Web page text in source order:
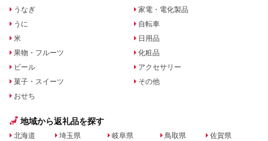
うなぎ
うに
米
果物・フルーツ
ビール
菓子・スイーツ
おせち
家電・電化製品
自転車
日用品
化粧品
アクセサリー
その他
地域から返礼品を探す
北海道 埼玉県 岐阜県 鳥取県 佐賀県